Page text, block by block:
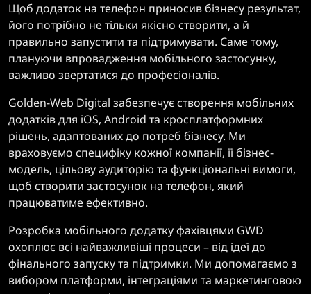
Щоб додаток на телефон приносив бізнесу результат,
його потрібно не тільки якісно створити, а й
правильно запустити та підтримувати. Саме тому,
плануючи впровадження мобільного застосунку,
важливо звертатися до професіоналів.
Golden-Web Digital забезпечує створення мобільних
додатків для iOS, Android та кросплатформних
рішень, адаптованих до потреб бізнесу. Ми
враховуємо специфіку кожної компанії, її бізнес-
модель, цільову аудиторію та функціональні вимоги,
щоб створити застосунок на телефон, який
працюватиме ефективно.
Розробка мобільного додатку фахівцями GWD
охоплює всі найважливіші процеси – від ідеї до
фінального запуску та підтримки. Ми допомагаємо з
вибором платформи, інтеграціями та маркетинговою